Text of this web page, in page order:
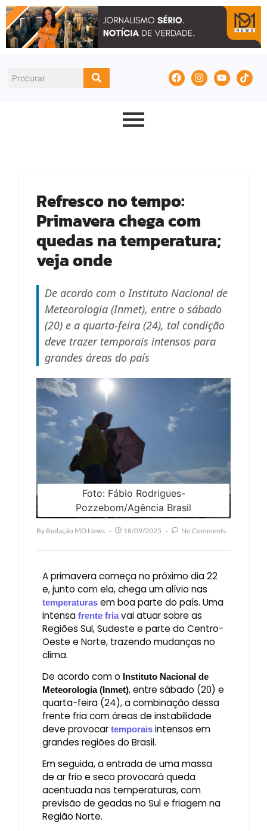
Refresco no tempo:
Primavera chega com
quedas na temperatura;
veja onde
De acordo com o Instituto Nacional de
Meteorologia (Inmet), entre o sábado
(20) e a quarta-feira (24), tal condição
deve trazer temporais intensos para
grandes áreas do país
Foto: Fábio Rodrigues-
Pozzebom/Agência Brasil
By Redação MD News 18/09/2025 No Comments
A primavera começa no próximo dia 22
e, junto com ela, chega um alívio nas
temperaturas em boa parte do país. Uma
intensa frente friavai atuar sobre as
Regiões Sul, Sudeste e parte do Centro-
Oeste e Norte, trazendo mudanças no
clima.
De acordo com o Instituto Nacional de
Meteorologia (Inmet), entre sábado (20) e
quarta-feira (24), a combinação dessa
frente fria com áreas de instabilidade
deve provocar temporais intensos em
grandes regiões do Brasil.
Em seguida, a entrada de uma massa
de ar frio e seco provocará queda
acentuada nas temperaturas, com
previsão de geadas no Sul e friagem na
Região Norte.